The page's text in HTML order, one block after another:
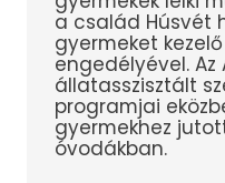
a család Húsvét
gyermeket
engedélyével.
állatasszisztált
programjai
gyermekhez
óvodákban.